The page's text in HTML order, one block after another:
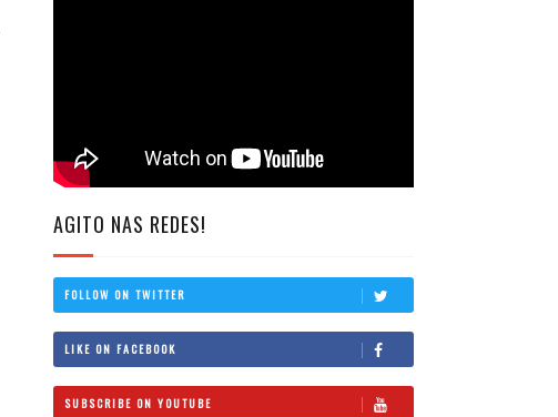
AGITO NAS REDES!
FOLLOW ON TWITTER
LIKE ON FACEBOOK
SUBSCRIBE ON YOUTUBE